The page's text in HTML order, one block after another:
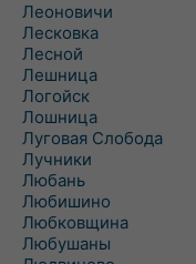
Леоновичи
Лесковка
Лесной
Лешница
Логойск
Лошница
Луговая Слобода
Лучники
Любань
Любишино
Любковщина
Любушаны